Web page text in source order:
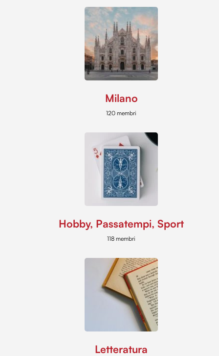
Milano
120 membri
Hobby, Passatempi, Sport
118 membri
Letteratura